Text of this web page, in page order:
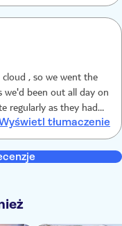
, so we went the
we'd been out all day on
regularly as they had a
very cold and icy, we
eye but could through
tłumaczenie